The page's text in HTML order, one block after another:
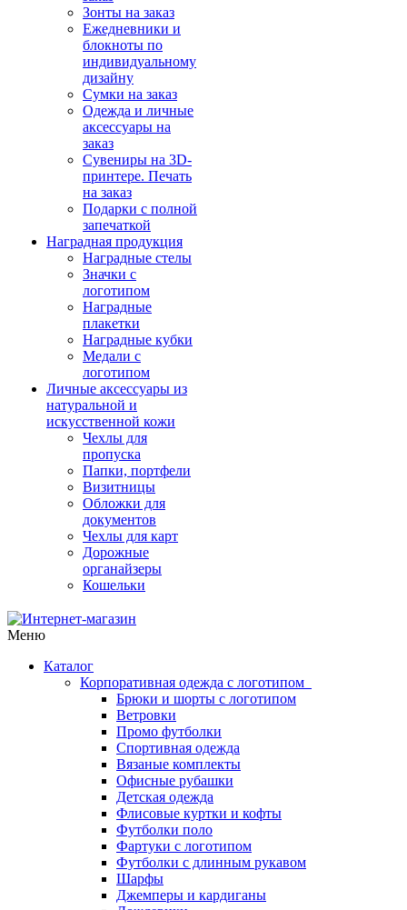
Зонты на заказ
Ежедневники и
блокноты по
индивидуальному
дизайну
Сумки на заказ
Одежда и личные
аксессуары на
заказ
Сувениры на 3D-
принтере. Печать
на заказ
Подарки с полной
запечаткой
Наградная продукция
Наградные стелы
Значки с
логотипом
Наградные
плакетки
Наградные кубки
Медали с
логотипом
Личные аксессуары из
натуральной и
искусственной кожи
Чехлы для
пропуска
Папки, портфели
Визитницы
Обложки для
документов
Чехлы для карт
Дорожные
органайзеры
Кошельки
Меню
Каталог
Корпоративная одежда с логотипом
Брюки и шорты с логотипом
Ветровки
Промо футболки
Спортивная одежда
Вязаные комплекты
Офисные рубашки
Детская одежда
Флисовые куртки и кофты
Футболки поло
Фартуки с логотипом
Футболки с длинным рукавом
Шарфы
Джемперы и кардиганы